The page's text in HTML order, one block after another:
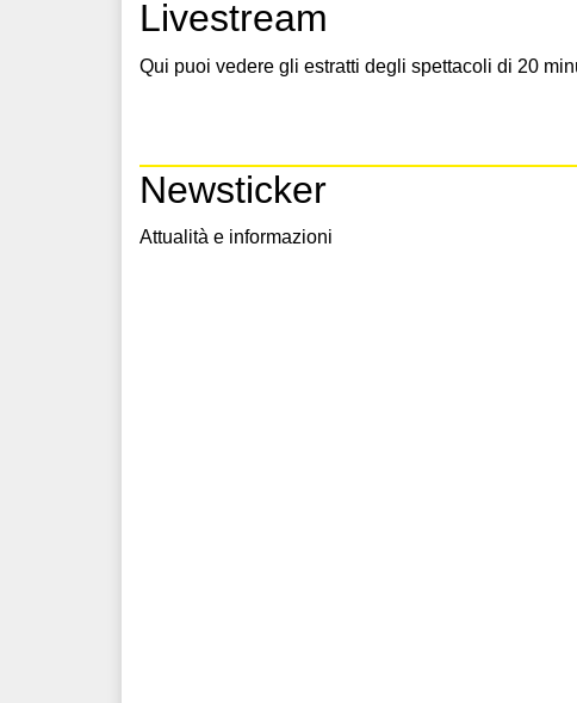
Livestream
Qui puoi vedere gli estratti degli spettacoli di 20
Newsticker
Attualità e informazioni